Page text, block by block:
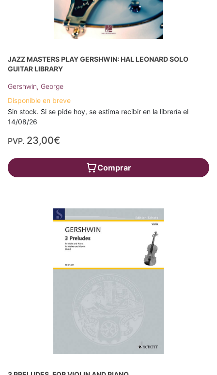
JAZZ MASTERS PLAY GERSHWIN: HAL LEONARD SOLO
GUITAR LIBRARY
Gershwin, George
Disponible en breve
Sin stock. Si se pide hoy, se estima recibir en la librería el
14/08/26
PVP. 23,00€
Comprar